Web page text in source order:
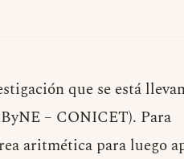
que se está
– CONICET). Para
aritmética para luego